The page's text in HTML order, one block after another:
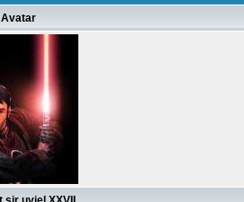
Avatar